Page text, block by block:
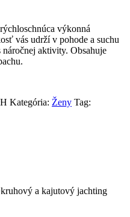
výkonná
vás udrží v pohode a suchu
aktivity. Obsahuje
Kategória: Ženy Tag:
a kajutový jachting